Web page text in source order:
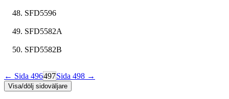
SFD5596
SFD5582A
SFD5582B
← Sida 496497Sida 498 →
Visa/dölj sidoväljare